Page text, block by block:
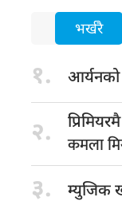
भर्खरै
१.
२.
कमला
३. म्युजिक